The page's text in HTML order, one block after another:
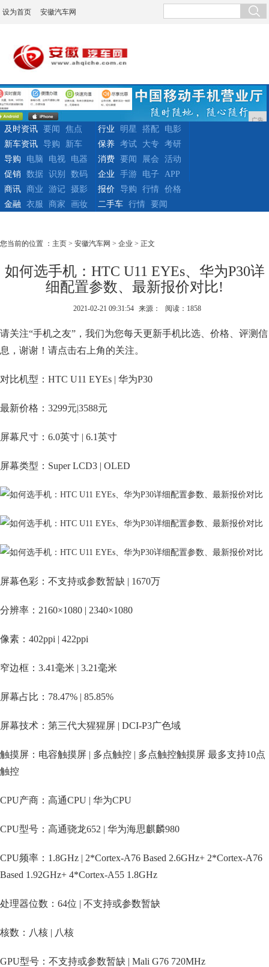
设为首页 安徽汽车网
广告
及时资讯 要闻
焦点
新车资讯
导购 新车
行业 明星 搭配
电影
保养
考试 大专
考研
导购
电脑 电视
电器
促销
数据 识别 数码
消费 要闻 展会
活动
企业
手游 电子
APP
商讯
商业 游记
摄影
金融
衣服 商家 画妆
报价 导购 行情
价格
二手车
行情 要闻
您当前的位置 ： 主页 > 安徽汽车网 > 企业 > 正文
如何选手机：HTC U11 EYEs、华为P30详
细配置参数、最新报价对比!
2021-02-21 09:31:54 来源： 阅读：1858
请关注“手机之友”，我们为您每天更新手机比选、价格、评测信
息，谢谢！请点击右上角的关注。
对比机型：HTC U11 EYEs | 华为P30
最新价格：3299元|3588元
屏幕尺寸：6.0英寸 | 6.1英寸
屏幕类型：Super LCD3 | OLED
屏幕色彩：不支持或参数暂缺 | 1670万
分辨率：2160×1080 | 2340×1080
像素：402ppi | 422ppi
窄边框：3.41毫米 | 3.21毫米
屏幕占比：78.47% | 85.85%
屏幕技术：第三代大猩猩屏 | DCI-P3广色域
触摸屏：电容触摸屏 | 多点触控 | 多点触控触摸屏 最多支持10点
触控
CPU产商：高通CPU | 华为CPU
CPU型号：高通骁龙652 | 华为海思麒麟980
CPU频率：1.8GHz | 2*Cortex-A76 Based 2.6GHz+ 2*Cortex-A76
Based 1.92GHz+ 4*Cortex-A55 1.8GHz
处理器位数：64位 | 不支持或参数暂缺
核数：八核 | 八核
GPU型号：不支持或参数暂缺 | Mali G76 720MHz